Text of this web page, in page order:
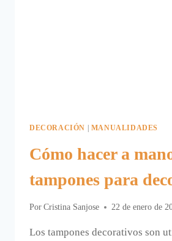
DECORACIÓN | MANUALIDADES
Cómo hacer a
tampones para
Por Cristina Sanjose 22 de enero de
Los tampones decorativos son